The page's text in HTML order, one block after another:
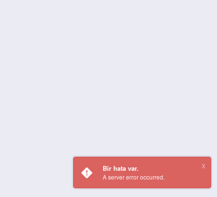
Bir hata var.
A server error occurred.